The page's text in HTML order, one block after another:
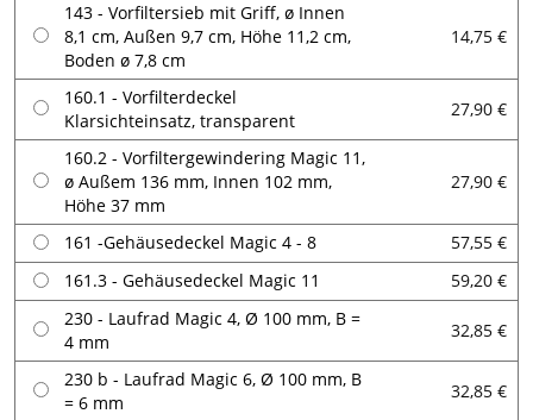
143 - Vorfiltersieb mit Griff, ø Innen
8,1 cm, Außen 9,7 cm, Höhe 11,2 cm,
Boden ø 7,8 cm
14,75 €
160.1 - Vorfilterdeckel
Klarsichteinsatz, transparent
27,90 €
160.2 - Vorfiltergewindering Magic 11,
ø Außem 136 mm, Innen 102 mm,
Höhe 37 mm
27,90 €
161 -Gehäusedeckel Magic 4 - 8
57,55 €
161.3 - Gehäusedeckel Magic 11
59,20 €
230 - Laufrad Magic 4, Ø 100 mm, B =
4 mm
32,85 €
230 b - Laufrad Magic 6, Ø 100 mm, B
= 6 mm
32,85 €